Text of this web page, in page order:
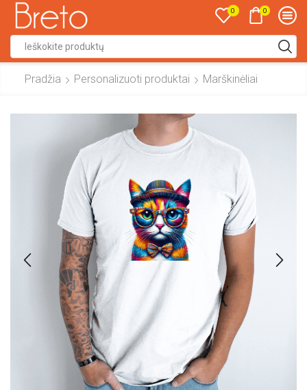
0 0
input
Pradžia Personalizuoti produktai Marškinėliai